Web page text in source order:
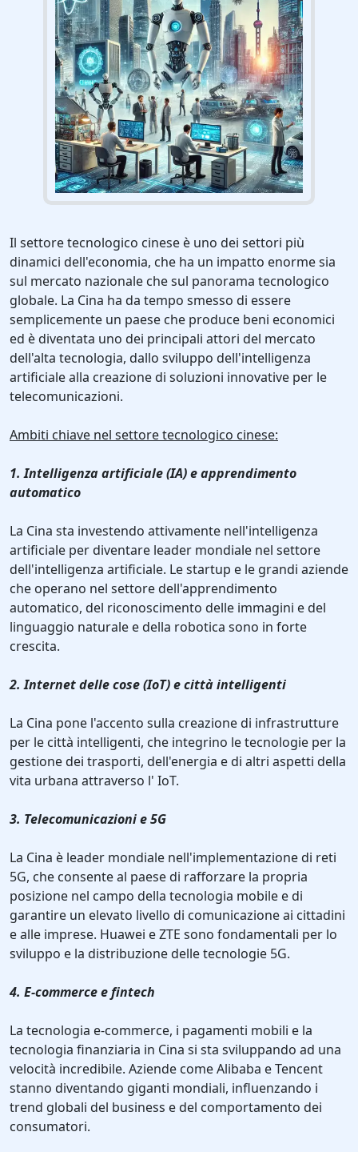
Il settore tecnologico cinese è uno dei settori più
dinamici dell'economia, che ha un impatto enorme sia
sul mercato nazionale che sul panorama tecnologico
globale. La Cina ha da tempo smesso di essere
semplicemente un paese che produce beni economici
ed è diventata uno dei principali attori del mercato
dell'alta tecnologia, dallo sviluppo dell'intelligenza
artificiale alla creazione di soluzioni innovative per le
telecomunicazioni.
Ambiti chiave nel settore tecnologico cinese:
1. Intelligenza artificiale (IA) e apprendimento
automatico
La Cina sta investendo attivamente nell'intelligenza
artificiale per diventare leader mondiale nel settore
dell'intelligenza artificiale. Le startup e le grandi aziende
che operano nel settore dell'apprendimento
automatico, del riconoscimento delle immagini e del
linguaggio naturale e della robotica sono in forte
crescita.
2. Internet delle cose (IoT) e città intelligenti
La Cina pone l'accento sulla creazione di infrastrutture
per le città intelligenti, che integrino le tecnologie per la
gestione dei trasporti, dell'energia e di altri aspetti della
vita urbana attraverso l' IoT.
3. Telecomunicazioni e 5G
La Cina è leader mondiale nell'implementazione di reti
5G, che consente al paese di rafforzare la propria
posizione nel campo della tecnologia mobile e di
garantire un elevato livello di comunicazione ai cittadini
e alle imprese. Huawei e ZTE sono fondamentali per lo
sviluppo e la distribuzione delle tecnologie 5G.
4. E-commerce e fintech
La tecnologia e-commerce, i pagamenti mobili e la
tecnologia finanziaria in Cina si sta sviluppando ad una
velocità incredibile. Aziende come Alibaba e Tencent
stanno diventando giganti mondiali, influenzando i
trend globali del business e del comportamento dei
consumatori.